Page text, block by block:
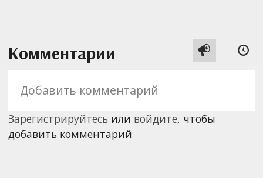
Комментарии  
Зарегистрируйтесь или войдите, чтобы
добавить комментарий